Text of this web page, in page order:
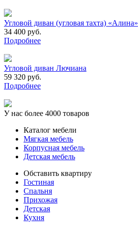
Угловой диван (угловая тахта) «Алина»
34 400 руб.
Подробнее
Угловой диван Лючиана
59 320 руб.
Подробнее
У нас более 4000 товаров
Каталог мебели
Мягкая мебель
Корпусная мебель
Детская мебель
Обставить квартиру
Гостиная
Спальня
Прихожая
Детская
Кухня